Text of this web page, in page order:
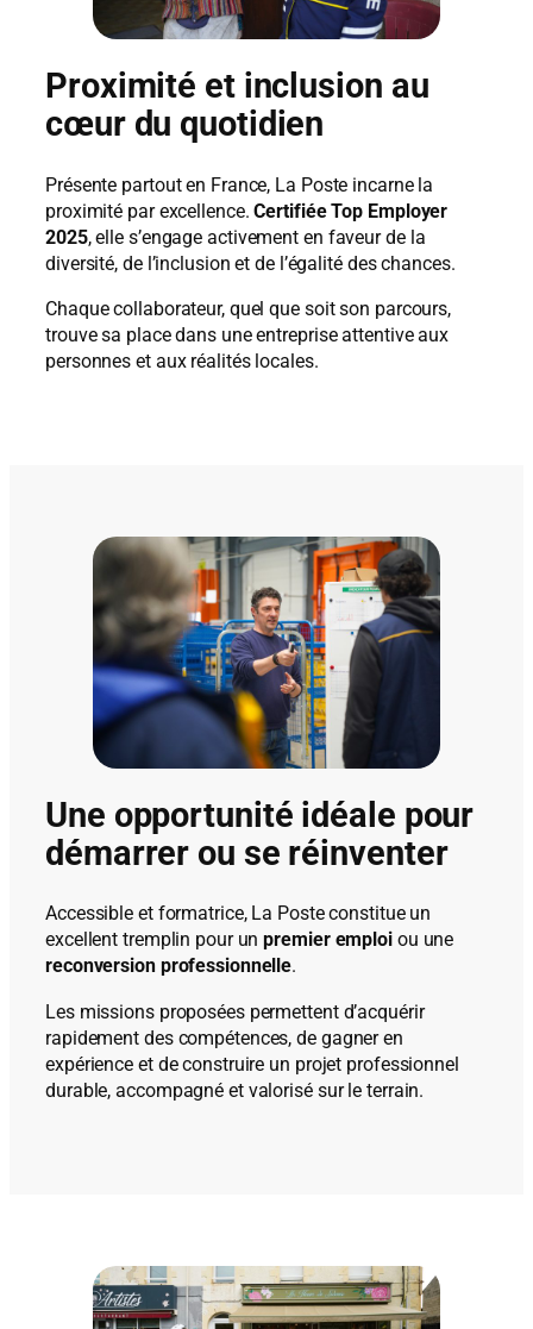
Proximité et inclusion au
cœur du quotidien
Présente partout en France, La Poste incarne la
proximité par excellence.Certifiée Top Employer
2025, elle s’engage activement en faveur de la
diversité, de l’inclusion et de l’égalité des chances.
Chaque collaborateur, quel que soit son parcours,
trouve sa place dans une entreprise attentive aux
personnes et aux réalités locales.
Une opportunité idéale pour
démarrer ou se réinventer
Accessible et formatrice, La Poste constitue un
excellent tremplin pour unpremier emploiou une
reconversion professionnelle.
Les missions proposées permettent d’acquérir
rapidement des compétences, de gagner en
expérience et de construire un projet professionnel
durable, accompagné et valorisé sur le terrain.